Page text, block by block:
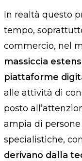
In realtà questo
tempo,
commercio, nel
massiccia
piattaforme
alle attività di
posto
ampia di persone
specialistiche,
derivano dalla